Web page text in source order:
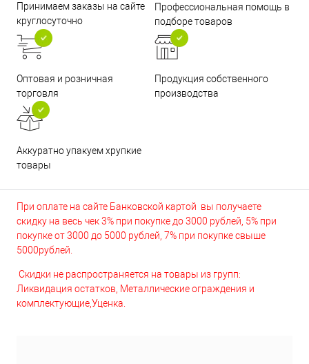
Принимаем заказы на сайте
круглосуточно
Профессиональная помощь в
подборе товаров
Оптовая и розничная
торговля
Продукция собственного
производства
Аккуратно упакуем хрупкие
товары
При оплате на сайте Банковской картой вы получаете
скидку на весь чек 3% при покупке до 3000 рублей, 5% при
покупке от 3000 до 5000 рублей, 7% при покупке свыше
5000рублей.
Скидки не распространяется на товары из групп:
Ликвидация остатков, Металлические ограждения и
комплектующие,Уценка.